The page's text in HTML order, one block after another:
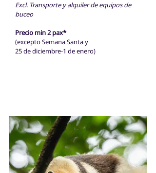
Excl. Transporte y alquiler de equipos de
buceo
Precio min 2 pax*
(excepto Semana Santa y
25 de diciembre-1 de enero)